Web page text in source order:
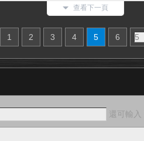
查看下一頁
1 2 3 4 5 6
還可輸入